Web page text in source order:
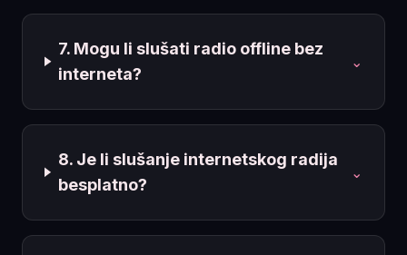
7. Mogu li slušati radio offline bez
interneta?
⌄
8. Je li slušanje internetskog radija
besplatno?
⌄